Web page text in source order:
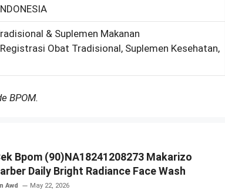
& Suplemen Makanan
Obat Tradisional, Suplemen Kesehatan,
BPOM.
Bpom (90)NA18241208273 Makarizo
Daily Bright Radiance Face Wash
Awd May 22, 2026